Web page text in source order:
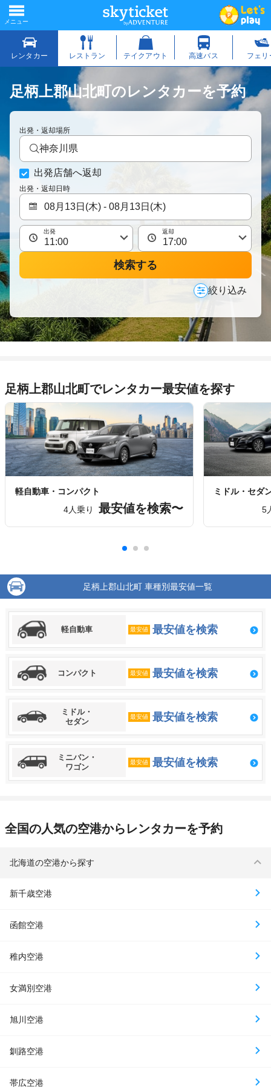
足柄上郡山北町のレンタカーを予約
出発・返却場所
神奈川県
出発店舗へ返却
出発・返却日時
出発 返却
検索する
絞り込み
足柄上郡山北町でレンタカー最安値を探す
軽自動車・コンパクト
4人乗り
最安値を検索〜
ミドル・セダ
5
足柄上郡山北町 車種別最安値一覧
軽自動車 最安値 最安値を検索
コンパクト 最安値 最安値を検索
ミドル・
セダン
最安値 最安値を検索
ミニバン・
ワゴン
最安値 最安値を検索
全国の人気の空港からレンタカーを予約
北海道の空港から探す
新千歳空港
函館空港
稚内空港
女満別空港
旭川空港
釧路空港
帯広空港